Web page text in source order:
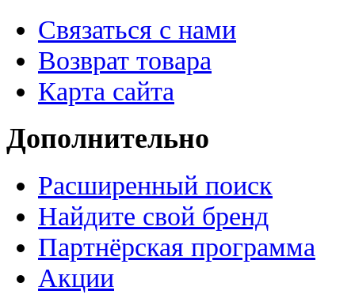
Связаться с нами
Возврат товара
Карта сайта
Дополнительно
Расширенный поиск
Найдите свой бренд
Партнёрская программа
Акции